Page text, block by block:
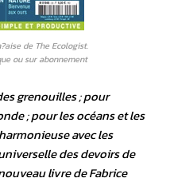
de The Ecologist.
ou sur abonnement
grenouilles ; pour
; pour les océans et les
avec les
des devoirs de
livre de Fabrice